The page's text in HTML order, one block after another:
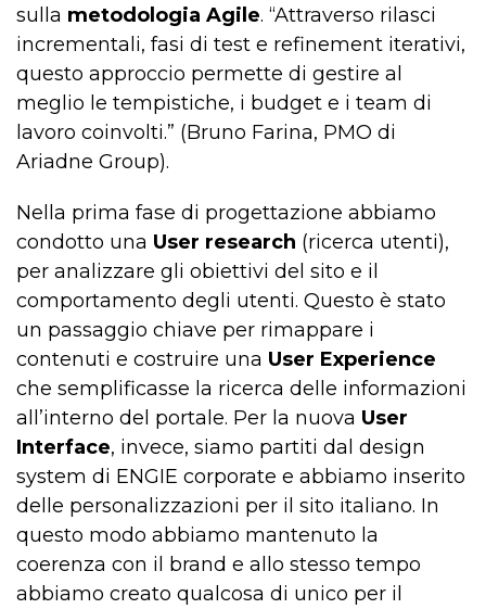
sulla metodologia Agile. “Attraverso rilasci
incrementali, fasi di test e refinement iterativi,
questo approccio permette di gestire al
meglio le tempistiche, i budget e i team di
lavoro coinvolti.” (Bruno Farina, PMO di
Ariadne Group).
Nella prima fase di progettazione abbiamo
condotto una User research (ricerca utenti),
per analizzare gli obiettivi del sito e il
comportamento degli utenti. Questo è stato
un passaggio chiave per rimappare i
contenuti e costruire una User Experience
che semplificasse la ricerca delle informazioni
all’interno del portale. Per la nuova User
Interface, invece, siamo partiti dal design
system di ENGIE corporate e abbiamo inserito
delle personalizzazioni per il sito italiano. In
questo modo abbiamo mantenuto la
coerenza con il brand e allo stesso tempo
abbiamo creato qualcosa di unico per il